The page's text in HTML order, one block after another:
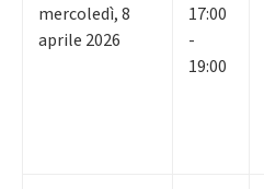
mercoledì,8
aprile 2026
17:00
-
19:00